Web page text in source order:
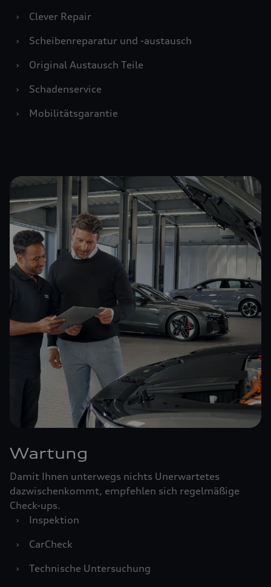
›
Clever Repair
›
Scheibenreparatur und -austausch
›
Original Austausch Teile
›
Schadenservice
›
Mobilitätsgarantie
Wartung
Damit Ihnen unterwegs nichts Unerwartetes
dazwischenkommt, empfehlen sich regelmäßige
Check-ups.
›
Inspektion
›
CarCheck
›
Technische Untersuchung